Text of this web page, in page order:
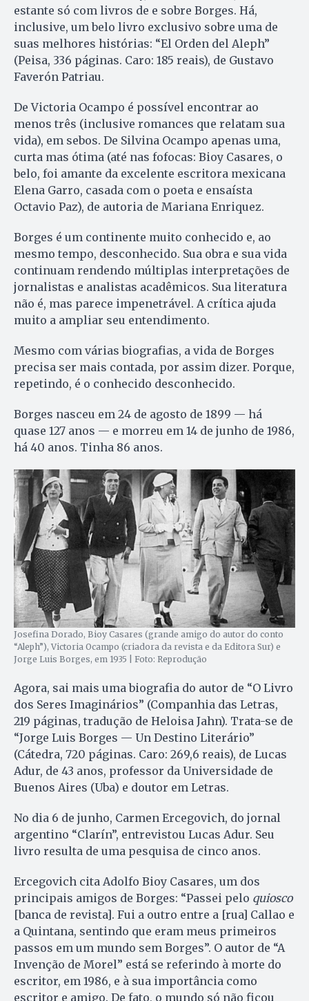
estante só com livros de e sobre Borges. Há,
inclusive, um belo livro exclusivo sobre uma de
suas melhores histórias: “El Orden del Aleph”
(Peisa, 336 páginas. Caro: 185 reais), de Gustavo
Faverón Patriau.
De Victoria Ocampo é possível encontrar ao
menos três (inclusive romances que relatam sua
vida), em sebos. De Silvina Ocampo apenas uma,
curta mas ótima (até nas fofocas: Bioy Casares, o
belo, foi amante da excelente escritora mexicana
Elena Garro, casada com o poeta e ensaísta
Octavio Paz), de autoria de Mariana Enriquez.
Borges é um continente muito conhecido e, ao
mesmo tempo, desconhecido. Sua obra e sua vida
continuam rendendo múltiplas interpretações de
jornalistas e analistas acadêmicos. Sua literatura
não é, mas parece impenetrável. A crítica ajuda
muito a ampliar seu entendimento.
Mesmo com várias biografias, a vida de Borges
precisa ser mais contada, por assim dizer. Porque,
repetindo, é o conhecido desconhecido.
Borges nasceu em 24 de agosto de 1899 — há
quase 127 anos — e morreu em 14 de junho de 1986,
há 40 anos. Tinha 86 anos.
Josefina Dorado, Bioy Casares (grande amigo do autor do conto
“Aleph”), Victoria Ocampo (criadora da revista e da Editora Sur) e
Jorge Luis Borges, em 1935 | Foto: Reprodução
Agora, sai mais uma biografia do autor de “O Livro
dos Seres Imaginários” (Companhia das Letras,
219 páginas, tradução de Heloisa Jahn). Trata-se de
“Jorge Luis Borges — Un Destino Literário”
(Cátedra, 720 páginas. Caro: 269,6 reais), de Lucas
Adur, de 43 anos, professor da Universidade de
Buenos Aires (Uba) e doutor em Letras.
No dia 6 de junho, Carmen Ercegovich, do jornal
argentino “Clarín”, entrevistou Lucas Adur. Seu
livro resulta de uma pesquisa de cinco anos.
Ercegovich cita Adolfo Bioy Casares, um dos
principais amigos de Borges: “Passei pelo quiosco
[banca de revista]. Fui a outro entre a [rua] Callao e
a Quintana, sentindo que eram meus primeiros
passos em um mundo sem Borges”. O autor de “A
Invenção de Morel” está se referindo à morte do
escritor, em 1986, e à sua importância como
escritor e amigo. De fato, o mundo só não ficou